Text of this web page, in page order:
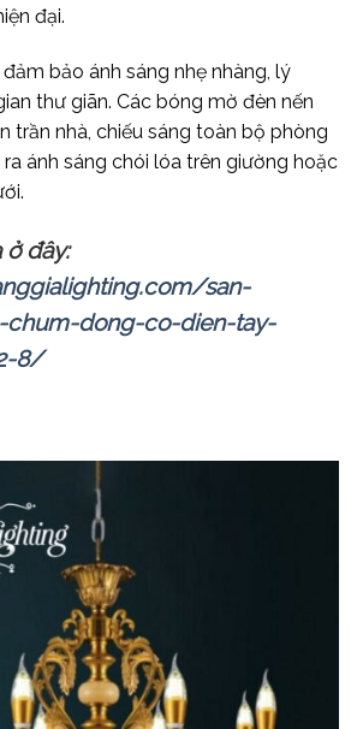
đại.
bảo ánh sáng nhẹ nhàng, lý
thư giãn. Các bóng mờ đèn nến
trần nhà, chiếu sáng toàn bộ phòng
ánh sáng chói lóa trên giường hoặc
ở đây:
san-
dong-co-dien-tay-
8/